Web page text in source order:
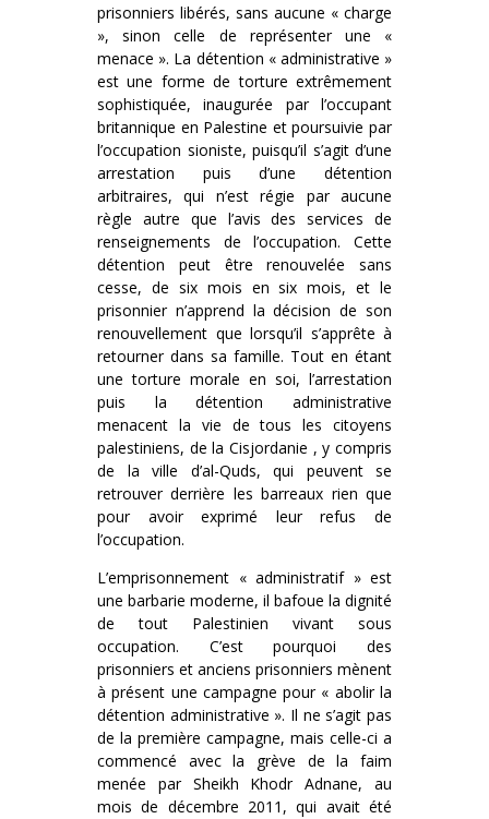
prisonniers libérés, sans aucune « charge
», sinon celle de représenter une «
menace ». La détention « administrative »
est une forme de torture extrêmement
sophistiquée, inaugurée par l’occupant
britannique en Palestine et poursuivie par
l’occupation sioniste, puisqu’il s’agit d’une
arrestation puis d’une détention
arbitraires, qui n’est régie par aucune
règle autre que l’avis des services de
renseignements de l’occupation. Cette
détention peut être renouvelée sans
cesse, de six mois en six mois, et le
prisonnier n’apprend la décision de son
renouvellement que lorsqu’il s’apprête à
retourner dans sa famille. Tout en étant
une torture morale en soi, l’arrestation
puis la détention administrative
menacent la vie de tous les citoyens
palestiniens, de la Cisjordanie , y compris
de la ville d’al-Quds, qui peuvent se
retrouver derrière les barreaux rien que
pour avoir exprimé leur refus de
l’occupation.
L’emprisonnement « administratif » est
une barbarie moderne, il bafoue la dignité
de tout Palestinien vivant sous
occupation. C’est pourquoi des
prisonniers et anciens prisonniers mènent
à présent une campagne pour « abolir la
détention administrative ». Il ne s’agit pas
de la première campagne, mais celle-ci a
commencé avec la grève de la faim
menée par Sheikh Khodr Adnane, au
mois de décembre 2011, qui avait été